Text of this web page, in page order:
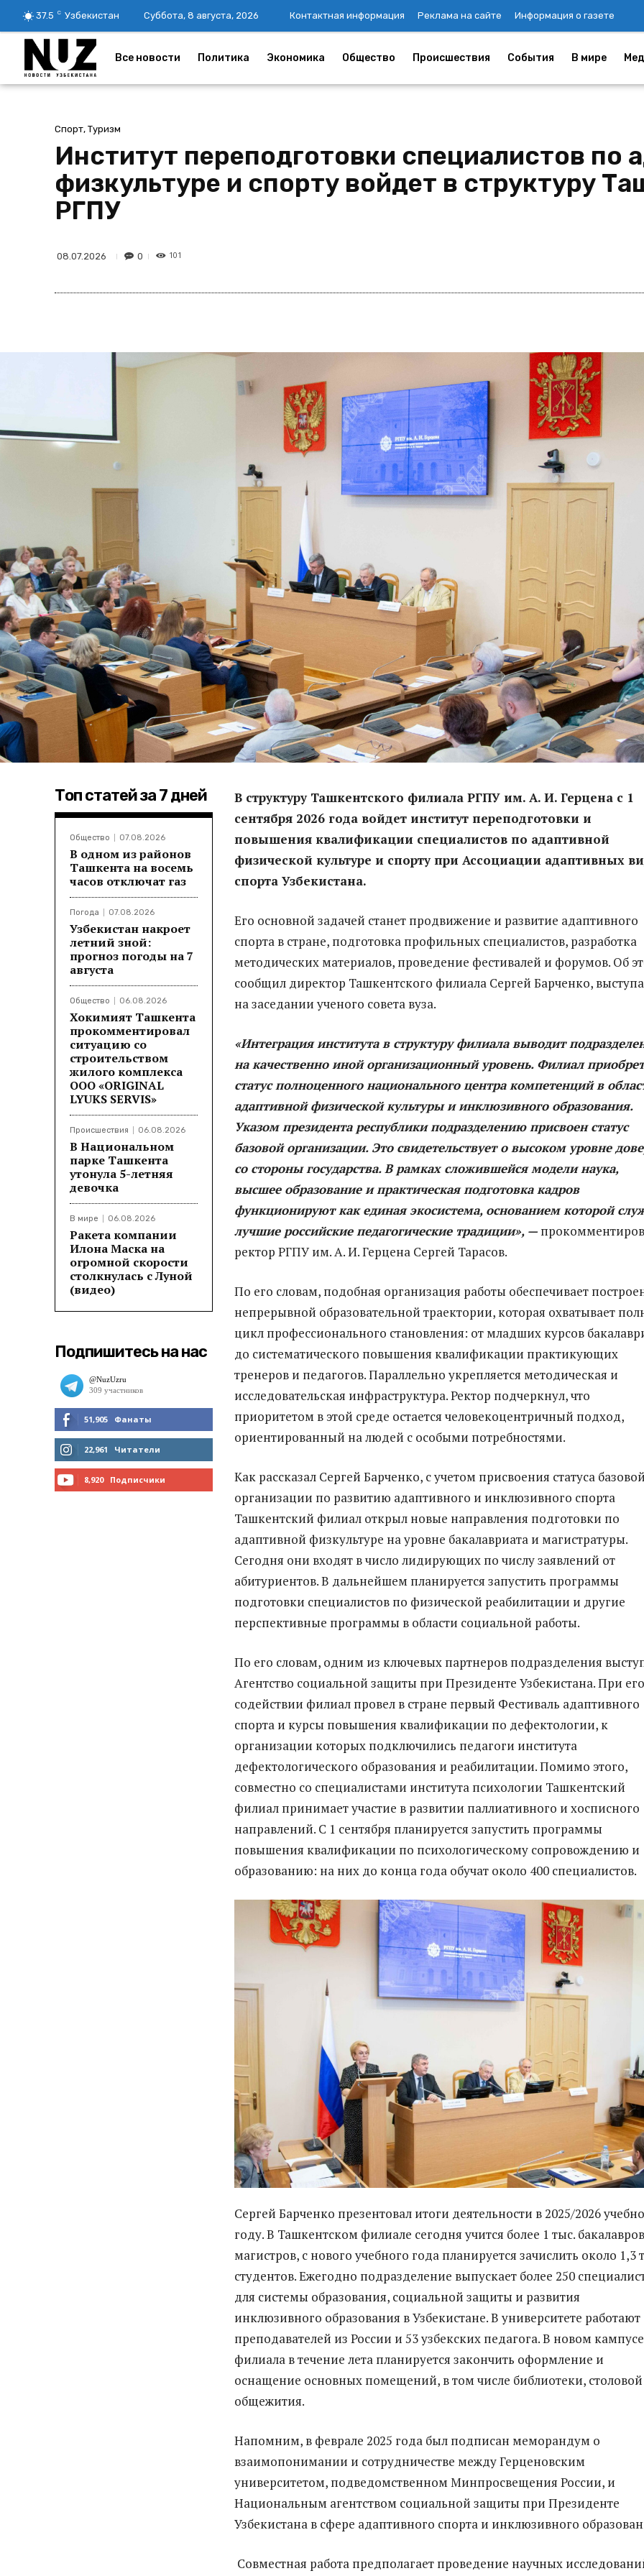
37.5 C Узбекистан Суббота, 8 августа, 2026 Контактная информация Реклама на сайте Информация о газете
Все новости Политика Экономика Общество Происшествия События В мире
Спорт, Туризм
Институт переподготовки специалистов по
физкультуре и спорту войдет в структуру
РГПУ
08.07.2026 0 101
Топ статей за 7 дней
Общество 07.08.2026
В одном из районов
Ташкента на восемь
часов отключат газ
Погода 07.08.2026
Узбекистан накроет
летний зной:
прогноз погоды на 7
августа
Общество 06.08.2026
Хокимият Ташкента
прокомментировал
ситуацию со
строительством
жилого комплекса
ООО «ORIGINAL
LYUKS SERVIS»
Происшествия 06.08.2026
В Национальном
парке Ташкента
утонула 5-летняя
девочка
В мире 06.08.2026
Ракета компании
Илона Маска на
огромной скорости
столкнулась с Луной
(видео)
Подпишитесь на нас
51,905 Фанаты
МНЕ НРАВИТСЯ
22,961 Читатели
8,920 Подписчики
В структуру Ташкентского филиала РГПУ им. А. И. Герцена с 1
сентября 2026 года войдет институт переподготовки и
повышения квалификации специалистов по адаптивной
физической культуре и спорту при Ассоциации адаптивных
спорта Узбекистана.
Его основной задачей станет продвижение и развитие адаптивного
спорта в стране, подготовка профильных специалистов, разработка
методических материалов, проведение фестивалей и форумов. Об
сообщил директор Ташкентского филиала Сергей Барченко,
на заседании ученого совета вуза.
«Интеграция института в структуру филиала выводит
на качественно иной организационный уровень. Филиал
статус полноценного национального центра компетенций в
адаптивной физической культуры и инклюзивного образования.
Указом президента республики подразделению присвоен статус
базовой организации. Это свидетельствует о высоком уровне
со стороны государства. В рамках сложившейся модели наука,
высшее образование и практическая подготовка кадров
функционируют как единая экосистема, основанием которой
лучшие российские педагогические традиции», —
ректор РГПУ им. А. И. Герцена Сергей Тарасов.
По его словам, подобная организация работы обеспечивает
непрерывной образовательной траектории, которая охватывает
цикл профессионального становления: от младших курсов
до систематического повышения квалификации практикующих
тренеров и педагогов. Параллельно укрепляется методическая и
исследовательская инфраструктура. Ректор подчеркнул, что
приоритетом в этой среде остается человекоцентричный подход,
ориентированный на людей с особыми потребностями.
Как рассказал Сергей Барченко, с учетом присвоения статуса базовой
организации по развитию адаптивного и инклюзивного спорта
Ташкентский филиал открыл новые направления подготовки по
адаптивной физкультуре на уровне бакалавриата и магистратуры.
Сегодня они входят в число лидирующих по числу заявлений от
абитуриентов. В дальнейшем планируется запустить программы
подготовки специалистов по физической реабилитации и другие
перспективные программы в области социальной работы.
По его словам, одним из ключевых партнеров подразделения
Агентство социальной защиты при Президенте Узбекистана. При его
содействии филиал провел в стране первый Фестиваль адаптивного
спорта и курсы повышения квалификации по дефектологии, к
организации которых подключились педагоги института
дефектологического образования и реабилитации. Помимо этого,
совместно со специалистами института психологии Ташкентский
филиал принимает участие в развитии паллиативного и хосписного
направлений. С 1 сентября планируется запустить программы
повышения квалификации по психологическому сопровождению и
образованию: на них до конца года обучат около 400 специалистов.
Сергей Барченко презентовал итоги деятельности в 2025/2026
году. В Ташкентском филиале сегодня учится более 1 тыс.
магистров, с нового учебного года планируется зачислить около 1,3
студентов. Ежегодно подразделение выпускает более 250
для системы образования, социальной защиты и развития
инклюзивного образования в Узбекистане. В университете работают
преподавателей из России и 53 узбекских педагога. В новом кампусе
филиала в течение лета планируется закончить оформление и
оснащение основных помещений, в том числе библиотеки,
общежития.
Напомним, в феврале 2025 года был подписан меморандум о
взаимопонимании и сотрудничестве между Герценовским
университетом, подведомственном Минпросвещения России, и
Национальным агентством социальной защиты при Президенте
Узбекистана в сфере адаптивного спорта и инклюзивного
Совместная работа предполагает проведение научных